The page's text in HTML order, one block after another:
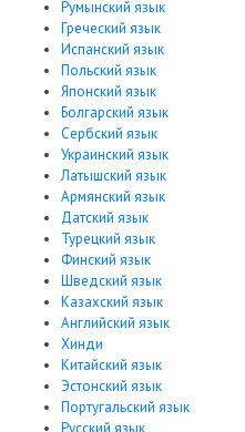
Румынский язык
Греческий язык
Испанский язык
Польский язык
Японский язык
Болгарский язык
Сербский язык
Украинский язык
Латышский язык
Армянский язык
Датский язык
Турецкий язык
Финский язык
Шведский язык
Казахский язык
Английский язык
Хинди
Китайский язык
Эстонский язык
Португальский язык
Русский язык